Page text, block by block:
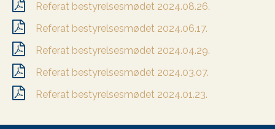
Referat bestyrelsesmødet 2024.08.26.
Referat bestyrelsesmødet 2024.06.17.
Referat bestyrelsesmødet 2024.04.29.
Referat bestyrelsesmødet 2024.03.07.
Referat bestyrelsesmødet 2024.01.23.